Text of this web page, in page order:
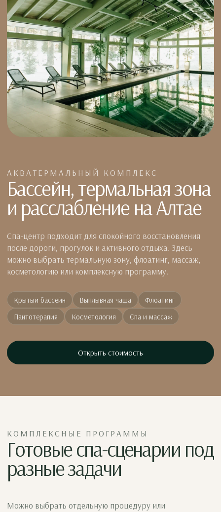
АКВАТЕРМАЛЬНЫЙ КОМПЛЕКС
Бассейн, термальная зона
и расслабление на Алтае
Спа-центр подходит для спокойного восстановления
после дороги, прогулок и активного отдыха. Здесь
можно выбрать термальную зону, флоатинг, массаж,
косметологию или комплексную программу.
Крытый бассейн Выплывная чаша
Флоатинг
Пантотерапия
Косметология Спа и массаж
Открыть стоимость
КОМПЛЕКСНЫЕ ПРОГРАММЫ
Готовые спа-сценарии под
разные задачи
Можно выбрать отдельную процедуру или